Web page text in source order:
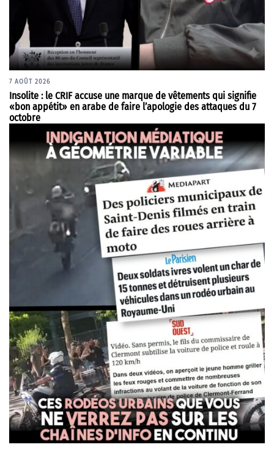
7 AOÛT 2026
Insolite : le CRIF accuse une marque de vêtements qui signifie
«bon appétit» en arabe de faire l’apologie des attaques du 7
octobre